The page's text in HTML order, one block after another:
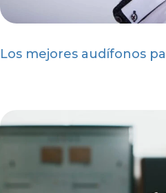
Los mejores audífonos